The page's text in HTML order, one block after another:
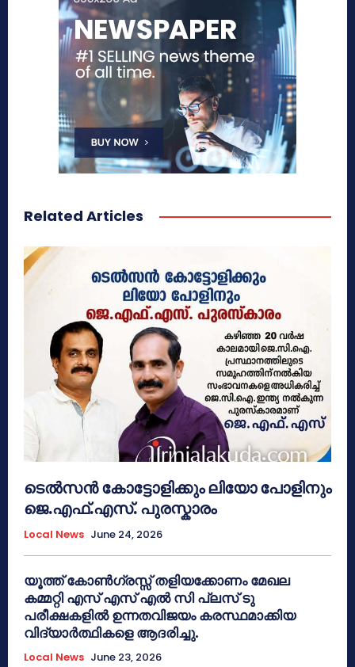
Related Articles
ടെൽസൻ കോട്ടോളിക്കും ലിയോ പോളിനും
ജെ.എഫ്.എസ്. പുരസ്കാരം
Local News June 24, 2026
യൂത്ത് കോൺഗ്രസ്സ് തളിയക്കോണം മേഖല
കമ്മറ്റി എസ് എസ് എൽ സി പ്ലസ് ടു
പരീക്ഷകളിൽ ഉന്നതവിജയം കരസ്ഥമാക്കിയ
വിദ്യാർത്ഥികളെ ആദരിച്ചു.
Local News June 23, 2026